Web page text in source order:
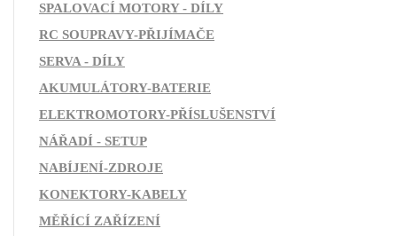
SPALOVACÍ MOTORY - DÍLY
RC SOUPRAVY-PŘIJÍMAČE
SERVA - DÍLY
AKUMULÁTORY-BATERIE
ELEKTROMOTORY-PŘÍSLUŠENSTVÍ
NÁŘADÍ - SETUP
NABÍJENÍ-ZDROJE
KONEKTORY-KABELY
MĚŘÍCÍ ZAŘÍZENÍ